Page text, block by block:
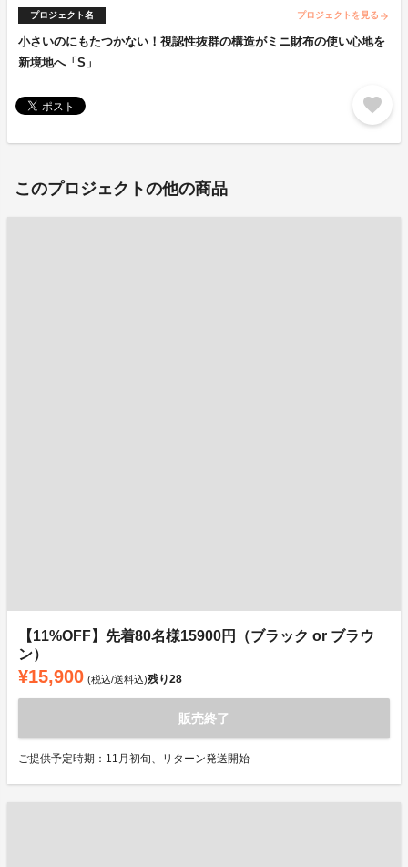
プロジェクト名 プロジェクトを見る arrow_forward
小さいのにもたつかない！視認性抜群の構造がミニ財布の使い心地を
新境地へ「S」
favorite
このプロジェクトの他の商品
【11%OFF】先着80名様15900円（ブラック or ブラウ
ン）
¥15,900 (税込/送料込)残り28
販売終了
ご提供予定時期：11月初旬、リターン発送開始